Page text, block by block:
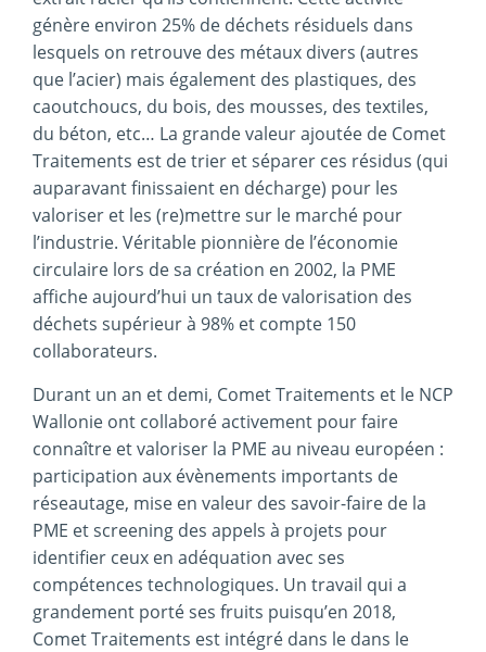
génère environ 25% de déchets résiduels dans
lesquels on retrouve des métaux divers (autres
que l’acier) mais également des plastiques, des
caoutchoucs, du bois, des mousses, des textiles,
du béton, etc… La grande valeur ajoutée de Comet
Traitements est de trier et séparer ces résidus (qui
auparavant finissaient en décharge) pour les
valoriser et les (re)mettre sur le marché pour
l’industrie. Véritable pionnière de l’économie
circulaire lors de sa création en 2002, la PME
affiche aujourd’hui un taux de valorisation des
déchets supérieur à 98% et compte 150
collaborateurs.
Durant un an et demi, Comet Traitements et le NCP
Wallonie ont collaboré activement pour faire
connaître et valoriser la PME au niveau européen :
participation aux évènements importants de
réseautage, mise en valeur des savoir-faire de la
PME et screening des appels à projets pour
identifier ceux en adéquation avec ses
compétences technologiques. Un travail qui a
grandement porté ses fruits puisqu’en 2018,
Comet Traitements est intégré dans le dans le